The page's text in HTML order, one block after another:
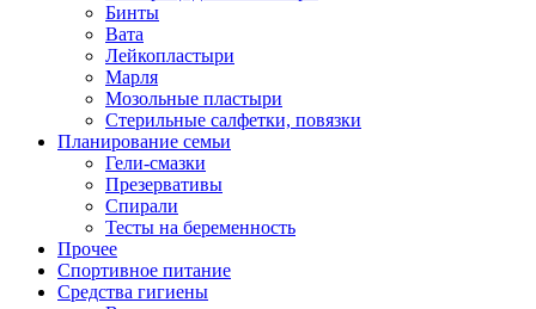
Бинты
Вата
Лейкопластыри
Марля
Мозольные пластыри
Стерильные салфетки, повязки
Планирование семьи
Гели-смазки
Презервативы
Спирали
Тесты на беременность
Прочее
Спортивное питание
Средства гигиены